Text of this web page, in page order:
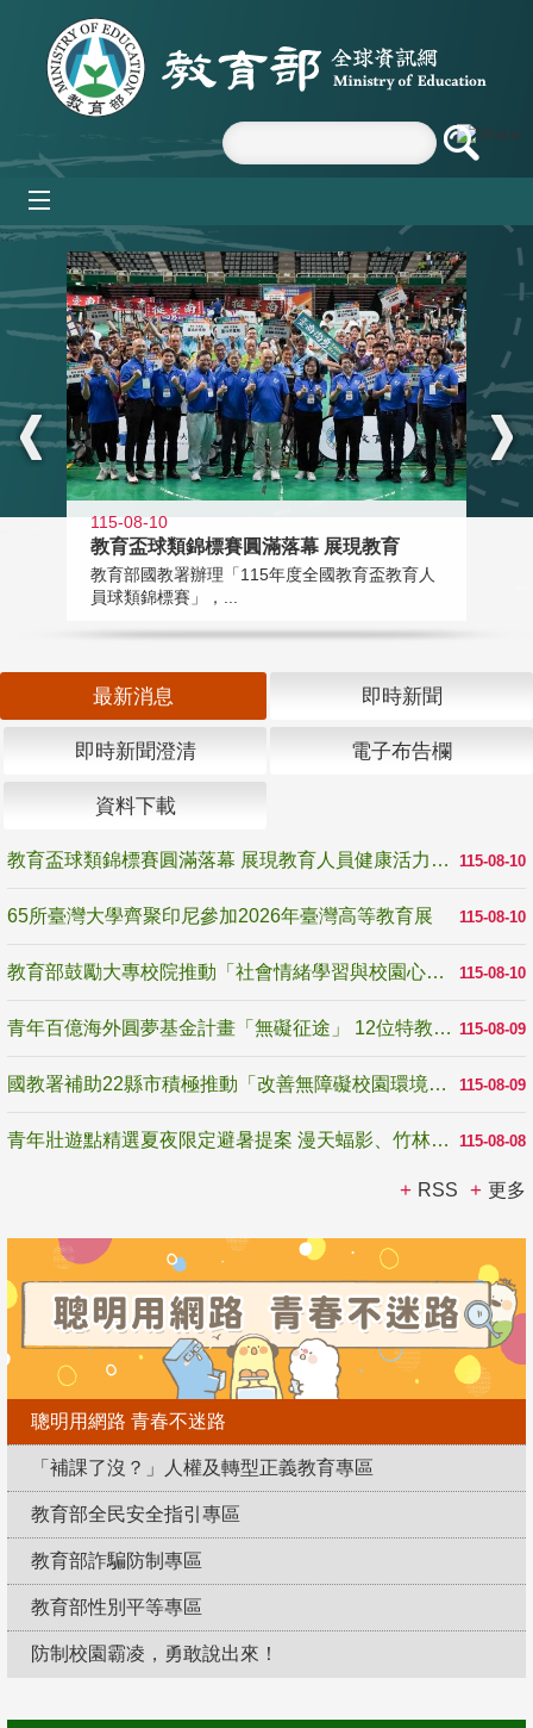
跳到主要內容區塊
:::
115-08-10
教育盃球類錦標賽圓滿落幕 展現教育
教育部國教署辦理「115年度全國教育盃教育人
員球類錦標賽」，...
最新消息 即時新聞
即時新聞澄清 電子布告欄
資料下載
115-08-10
教育盃球類錦標賽圓滿落幕 展現教育人員健康活力與團隊精神
115-08-10
65所臺灣大學齊聚印尼參加2026年臺灣高等教育展
115-08-10
教育部鼓勵大專校院推動「社會情緒學習與校園心理健康促進計畫」 培育校園「心」韌性
115-08-09
青年百億海外圓夢基金計畫「無礙征途」 12位特教與弱勢青年勇闖西班牙 跨越感官限制見證生命蛻變
115-08-09
國教署補助22縣市積極推動「改善無障礙校園環境計畫」 打造友善、安全、無礙學習空間
115-08-08
青年壯遊點精選夏夜限定避暑提案 漫天蝠影、竹林尋蛙、茶香夜觀 邀青年暮色出發
RSS 更多
聰明用網路 青春不迷路
「補課了沒？」人權及轉型正義教育專區
教育部全民安全指引專區
教育部詐騙防制專區
教育部性別平等專區
防制校園霸凌，勇敢說出來！